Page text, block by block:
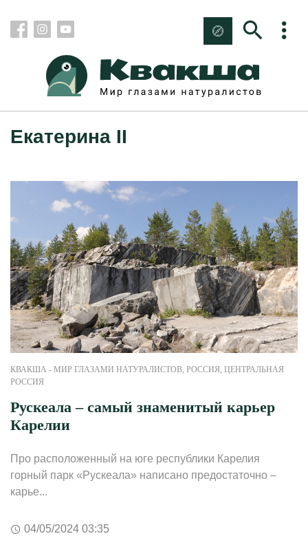
Екатерина II
КВАКША - МИР ГЛАЗАМИ НАТУРАЛИСТОВ, РОССИЯ, ЦЕНТРАЛЬНАЯ
РОССИЯ
Рускеала – самый знаменитый карьер
Карелии
Про расположенный на юге республики Карелия
горный парк «Рускеала» написано предостаточно –
карье...
04/05/2024 03:35